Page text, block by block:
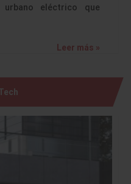
urbano eléctrico que
Leer más »